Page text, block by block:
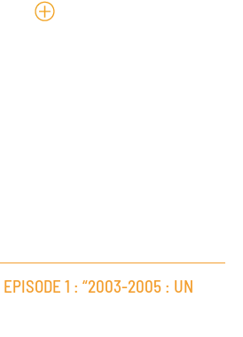
EPISODE 1 : “2003-2005 : UN